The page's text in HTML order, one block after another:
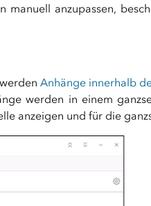
anzupassen,
werdenAnhänge innerhalb
werden in einem
anzeigen und für die